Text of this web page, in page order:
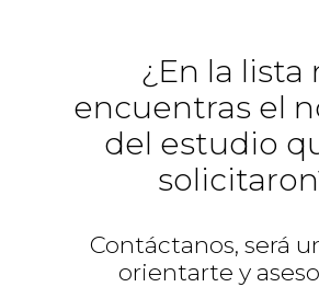
¿En la lista
encuentras el
del estudio
Contáctanos, será
orientarte y